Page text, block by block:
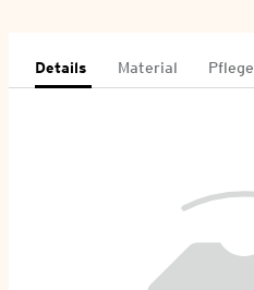
Details Material Pflege